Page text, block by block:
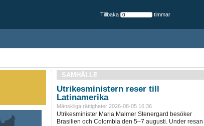
Tillbaka timmar
SAMHÄLLE
Utrikesministern reser till
Latinamerika
Mänskliga rättigheter 2026-08-05 16:36
Utrikesminister Maria Malmer Stenergard besöker
Brasilien och Colombia den 5–7 augusti. Under resan